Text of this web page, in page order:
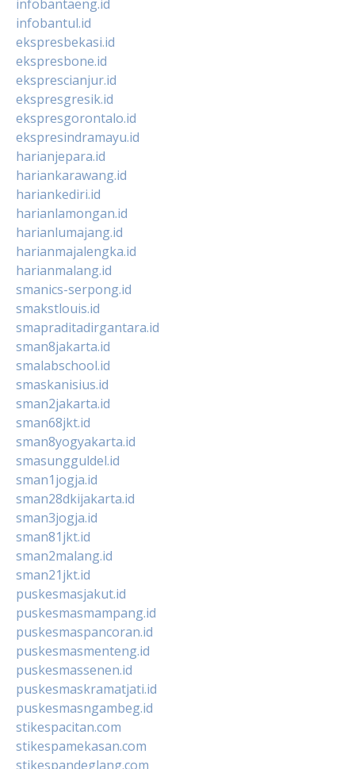
infobantaeng.id
infobantul.id
ekspresbekasi.id
ekspresbone.id
eksprescianjur.id
ekspresgresik.id
ekspresgorontalo.id
ekspresindramayu.id
harianjepara.id
hariankarawang.id
hariankediri.id
harianlamongan.id
harianlumajang.id
harianmajalengka.id
harianmalang.id
smanics-serpong.id
smakstlouis.id
smapraditadirgantara.id
sman8jakarta.id
smalabschool.id
smaskanisius.id
sman2jakarta.id
sman68jkt.id
sman8yogyakarta.id
smasungguldel.id
sman1jogja.id
sman28dkijakarta.id
sman3jogja.id
sman81jkt.id
sman2malang.id
sman21jkt.id
puskesmasjakut.id
puskesmasmampang.id
puskesmaspancoran.id
puskesmasmenteng.id
puskesmassenen.id
puskesmaskramatjati.id
puskesmasngambeg.id
stikespacitan.com
stikespamekasan.com
stikespandeglang.com